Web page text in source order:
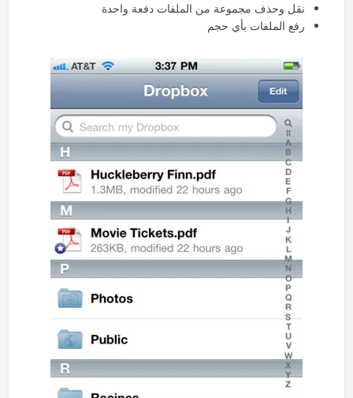
نقل وحذف مجموعة من الملفات دفعة واحدة
رفع الملفات بأي حجم